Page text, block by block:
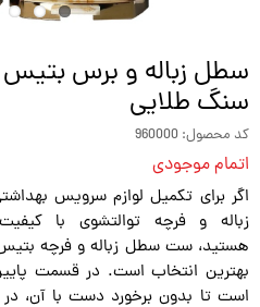
سطل زباله و برس
سنگ طلایی
کد محصول: 960000
اتمام موجودی
اگر براى تكميل لوازم سرويس
زباله و فرچه توالتشوى با
هستيد، ست سطل زباله و فرچه
بهترين انتخاب است. در قسمت
است تا بدون برخورد دست با آن،